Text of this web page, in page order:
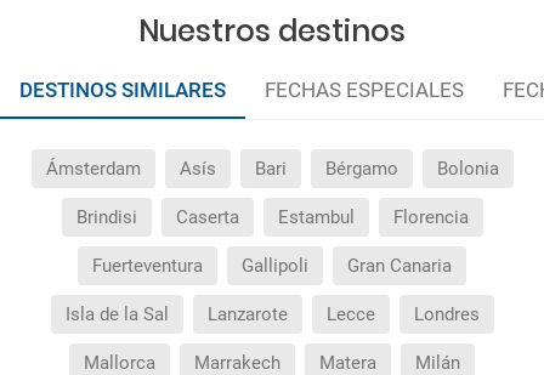
precio de un adulto?
¿Cuántas veces debo imprimir el bono de los
traslados?
Nuestros destinos
DESTINOS SIMILARES FECHAS ESPECIALES
Ámsterdam Asís Bari Bérgamo Bolonia
Brindisi Caserta Estambul Florencia
Fuerteventura Gallipoli Gran Canaria
Isla de la Sal Lanzarote Lecce Londres
Mallorca Marrakech Matera Milán